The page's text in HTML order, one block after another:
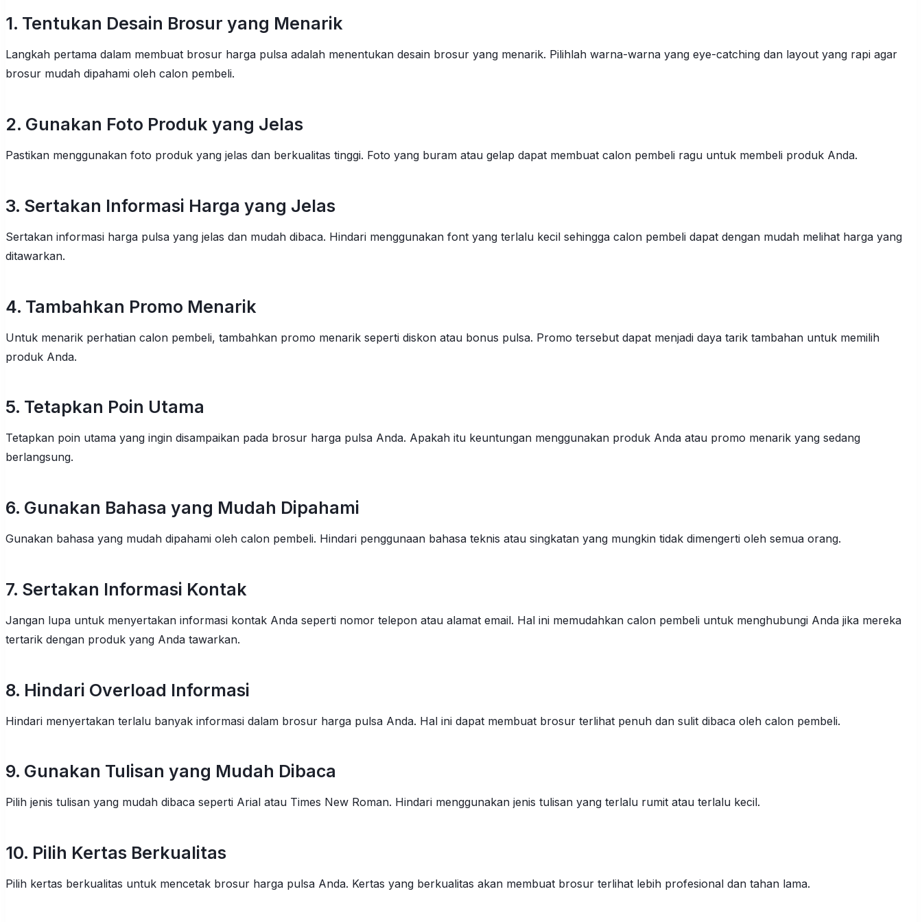
1. Tentukan Desain Brosur yang Menarik
Langkah pertama dalam membuat brosur harga pulsa adalah menentukan desain brosur yang menarik. Pilihlah warna-warna yang eye-catching dan layout yang rapi agar
brosur mudah dipahami oleh calon pembeli.
2. Gunakan Foto Produk yang Jelas
Pastikan menggunakan foto produk yang jelas dan berkualitas tinggi. Foto yang buram atau gelap dapat membuat calon pembeli ragu untuk membeli produk Anda.
3. Sertakan Informasi Harga yang Jelas
Sertakan informasi harga pulsa yang jelas dan mudah dibaca. Hindari menggunakan font yang terlalu kecil sehingga calon pembeli dapat dengan mudah melihat harga yang
ditawarkan.
4. Tambahkan Promo Menarik
Untuk menarik perhatian calon pembeli, tambahkan promo menarik seperti diskon atau bonus pulsa. Promo tersebut dapat menjadi daya tarik tambahan untuk memilih
produk Anda.
5. Tetapkan Poin Utama
Tetapkan poin utama yang ingin disampaikan pada brosur harga pulsa Anda. Apakah itu keuntungan menggunakan produk Anda atau promo menarik yang sedang
berlangsung.
6. Gunakan Bahasa yang Mudah Dipahami
Gunakan bahasa yang mudah dipahami oleh calon pembeli. Hindari penggunaan bahasa teknis atau singkatan yang mungkin tidak dimengerti oleh semua orang.
7. Sertakan Informasi Kontak
Jangan lupa untuk menyertakan informasi kontak Anda seperti nomor telepon atau alamat email. Hal ini memudahkan calon pembeli untuk menghubungi Anda jika mereka
tertarik dengan produk yang Anda tawarkan.
8. Hindari Overload Informasi
Hindari menyertakan terlalu banyak informasi dalam brosur harga pulsa Anda. Hal ini dapat membuat brosur terlihat penuh dan sulit dibaca oleh calon pembeli.
9. Gunakan Tulisan yang Mudah Dibaca
Pilih jenis tulisan yang mudah dibaca seperti Arial atau Times New Roman. Hindari menggunakan jenis tulisan yang terlalu rumit atau terlalu kecil.
10. Pilih Kertas Berkualitas
Pilih kertas berkualitas untuk mencetak brosur harga pulsa Anda. Kertas yang berkualitas akan membuat brosur terlihat lebih profesional dan tahan lama.